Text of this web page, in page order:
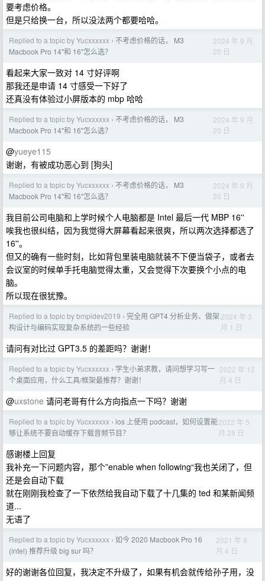
要考虑价格。
但是只给换一台，所以没法两个都要哈哈。
Replied to a topic by Yucxxxxxx › 不考虑价格的话， M3
Macbook Pro 14''和 16''怎么选？
2024 年 9 月
20 日
看起来大家一致对 14 寸好评啊
那我还是申请 14 寸感受一下好了
还真没有体验过小屏版本的 mbp 哈哈
Replied to a topic by Yucxxxxxx › 不考虑价格的话， M3
Macbook Pro 14''和 16''怎么选？
2024 年 9 月
20 日
@yueye115
谢谢，有被成功恶心到 [狗头]
Replied to a topic by Yucxxxxxx › 不考虑价格的话， M3
Macbook Pro 14''和 16''怎么选？
2024 年 9 月
20 日
我目前公司电脑和上学时候个人电脑都是 Intel 最后一代 MBP 16''
唉我也很纠结，因为我觉得大屏幕看起来很爽，所以两次选择都选了
16''。
但又的确有一些时刻，比如背包里装电脑就装不下便当袋子，或者去
会议室的时候单手托电脑觉得太重，又会觉得下次要换个小点的电
脑。
所以现在很犹豫。
Replied to a topic by bmpidev2019 › 完全用 GPT4 分析业务、做架
构设计与编码实现复杂系统的一些经验
2024 年 3
月 1 日
请问有对比过 GPT3.5 的差距吗？谢谢！
Replied to a topic by Yucxxxxxx › 学生小弟求教，请问想学习写一
个桌面应用，什么工具/框架最推荐？谢谢！
2022 年 12
月 4 日
@uxstone 请问老哥有什么方向指点一下吗？谢谢
Replied to a topic by Yucxxxxxx › ios 上使用 podcast，如何设置能
够让系统不要自动缓存下载音频节目？
2022 年 5
月 28 日
感谢楼上回复
我补充一下问题内容，那个”enable when following“我也关闭了，但
还是会自动下载
就在刚刚我检查了一下依然给我自动下载了十几集的 ted 和某新闻频
道...
无语了
Replied to a topic by Yucxxxxxx › 如今 2020 Macbook Pro 16
(intel) 推荐升级 big sur 吗？
2021 年 9
月 4 日
好的谢谢各位回复，我决定不升级了，如果有机会就传给孙子用，没